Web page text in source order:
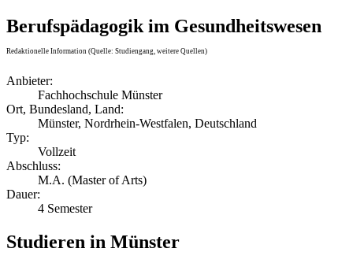
Berufspädagogik im Gesundheitswesen
Redaktionelle Information (Quelle: Studiengang, weitere Quellen)
Anbieter:
Fachhochschule Münster
Ort, Bundesland, Land:
Münster, Nordrhein-Westfalen, Deutschland
Typ:
Vollzeit
Abschluss:
M.A. (Master of Arts)
Dauer:
4 Semester
Studieren in Münster